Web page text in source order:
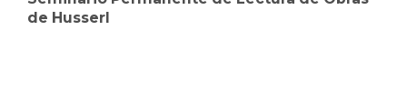
de Husserl